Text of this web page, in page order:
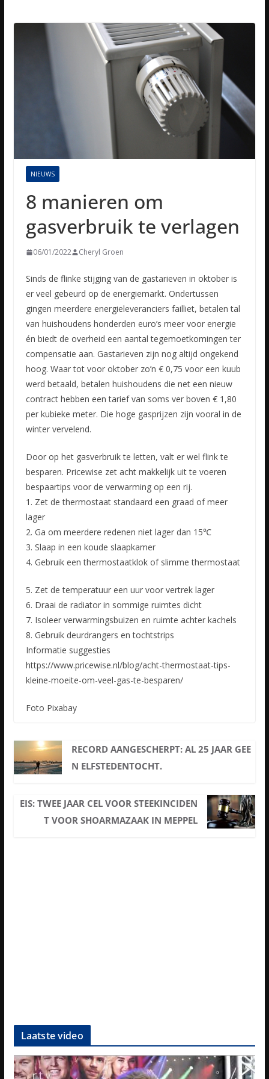
NIEUWS
8 manieren om
gasverbruik te verlagen
06/01/2022 Cheryl Groen
Sinds de flinke stijging van de gastarieven in oktober is
er veel gebeurd op de energiemarkt. Ondertussen
gingen meerdere energieleveranciers failliet, betalen tal
van huishoudens honderden euro’s meervoor energie
én biedt de overheid een aantal tegemoetkomingen ter
compensatie aan. Gastarieven zijn nog altijd ongekend
hoog. Waar tot voor oktober zo’n € 0,75 voor een kuub
werd betaald, betalen huishoudens die net een nieuw
contract hebben een tarief van soms ver boven € 1,80
per kubieke meter. Die hoge gasprijzen zijn vooral in de
winter vervelend.
Door op het gasverbruik te letten, valt er wel flink te
besparen. Pricewise zet acht makkelijk uit te voeren
bespaartips voor de verwarming op een rij.
1. Zet de thermostaat standaard een graad of meer
lager
2. Ga om meerdere redenen niet lager dan 15℃
3. Slaap in een koude slaapkamer
4. Gebruik een thermostaatklok of slimme thermostaat
5. Zet de temperatuur een uur voor vertrek lager
6. Draai de radiator in sommige ruimtes dicht
7. Isoleer verwarmingsbuizen en ruimte achter kachels
8. Gebruik deurdrangers en tochtstrips
Informatie suggesties
https://www.pricewise.nl/blog/acht-thermostaat-tips-
kleine-moeite-om-veel-gas-te-besparen/
Foto Pixabay
RECORD AANGESCHERPT: AL 25 JAAR GEE
N ELFSTEDENTOCHT.
EIS: TWEE JAAR CEL VOOR STEEKINCIDEN
T VOOR SHOARMAZAAK IN MEPPEL
Laatste video